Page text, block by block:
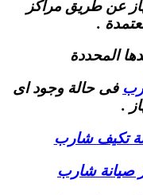
عن طريق مراكز
.
المحددة
فى حالة وجود اى
.
تكيف شارب
صيانة شارب